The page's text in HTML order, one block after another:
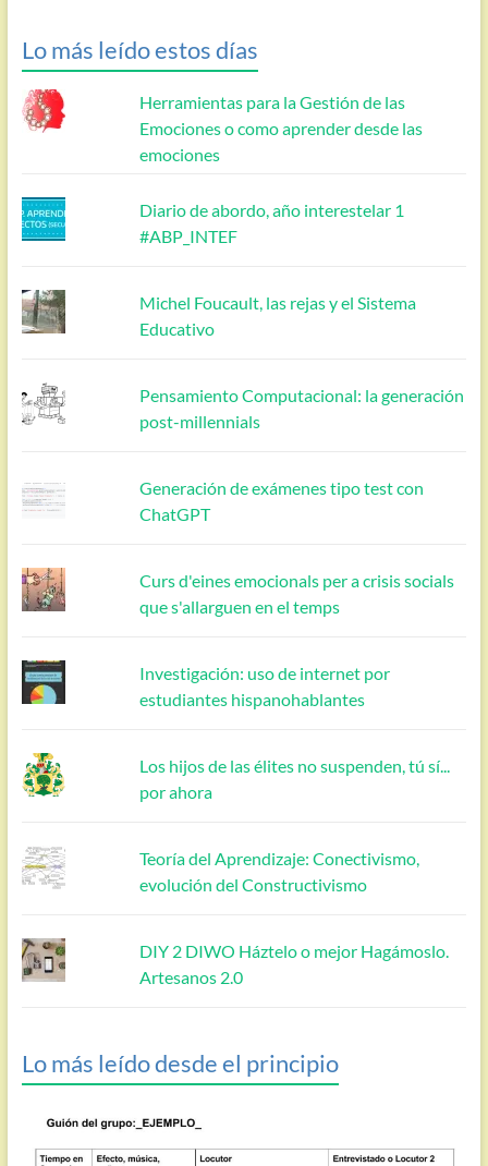
Lo más leído estos días
Herramientas para la Gestión de las
Emociones o como aprender desde las
emociones
Diario de abordo, año interestelar 1
#ABP_INTEF
Michel Foucault, las rejas y el Sistema
Educativo
Pensamiento Computacional: la generación
post-millennials
Generación de exámenes tipo test con
ChatGPT
Curs d'eines emocionals per a crisis socials
que s'allarguen en el temps
Investigación: uso de internet por
estudiantes hispanohablantes
Los hijos de las élites no suspenden, tú sí...
por ahora
Teoría del Aprendizaje: Conectivismo,
evolución del Constructivismo
DIY 2 DIWO Háztelo o mejor Hagámoslo.
Artesanos 2.0
Lo más leído desde el principio